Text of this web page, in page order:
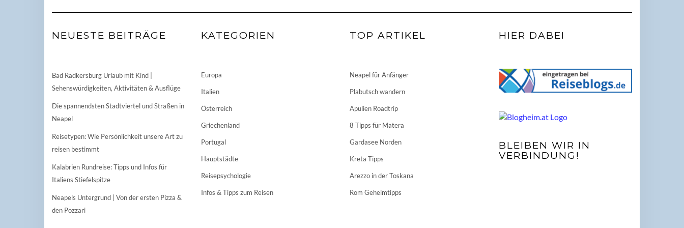
NEUESTE BEITRÄGE
Bad Radkersburg Urlaub mit Kind |
Sehenswürdigkeiten, Aktivitäten & Ausflüge
Die spannendsten Stadtviertel und Straßen in
Neapel
Reisetypen: Wie Persönlichkeit unsere Art zu
reisen bestimmt
Kalabrien Rundreise: Tipps und Infos für
Italiens Stiefelspitze
Neapels Untergrund | Von der ersten Pizza &
den Pozzari
KATEGORIEN
Europa
Italien
Österreich
Griechenland
Portugal
Hauptstädte
Reisepsychologie
Infos & Tipps zum Reisen
TOP ARTIKEL
Neapel für Anfänger
Plabutsch wandern
Apulien Roadtrip
8 Tipps für Matera
Gardasee Norden
Kreta Tipps
Arezzo in der Toskana
Rom Geheimtipps
HIER DABEI
BLEIBEN WIR IN
VERBINDUNG!